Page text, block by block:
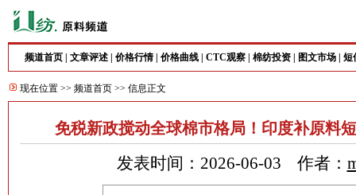
频道首页 文章评述 价格行情| 价格曲线 CTC观察 棉纺投资 图文市场 短
现在位置 >> 频道首页 >> 信息正文
免税新政搅动全球棉市格局！印度补原料
发表时间：2026-06-03 作者：